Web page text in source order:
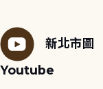
新北市圖
Youtube